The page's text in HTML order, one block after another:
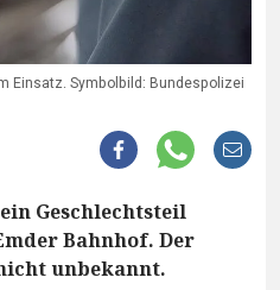
Einsatz. Symbolbild: Bundespolizei
Geschlechtsteil
Bahnhof. Der
unbekannt.